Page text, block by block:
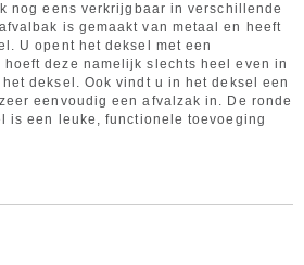
nog eens verkrijgbaar in verschillende
is gemaakt van metaal en heeft
U opent het deksel met een
deze namelijk slechts heel even in
deksel. Ook vindt u in het deksel een
eenvoudig een afvalzak in. De ronde
is een leuke, functionele toevoeging